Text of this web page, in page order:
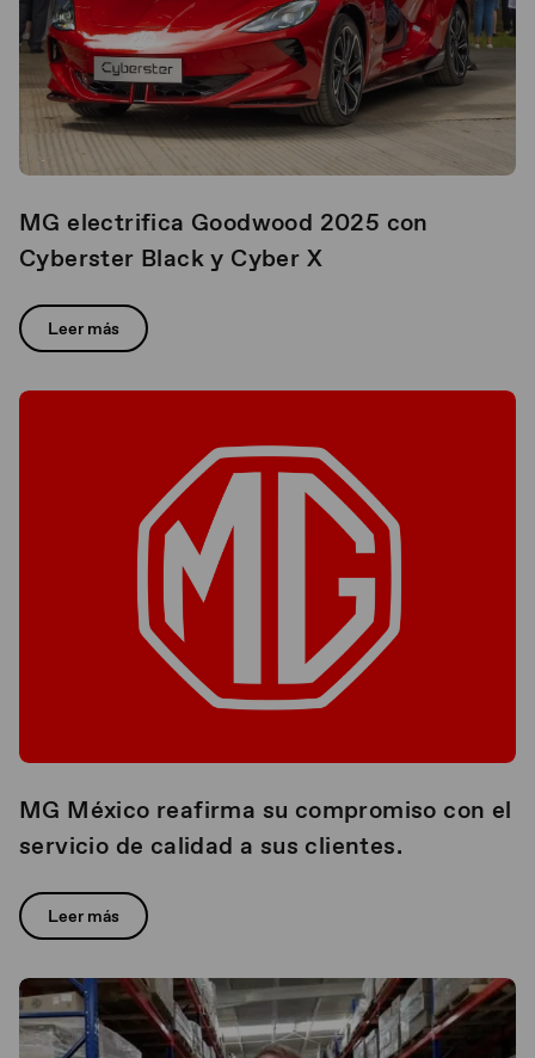
MG electrifica Goodwood 2025 con
Cyberster Black y Cyber X
Leer más
MG México reafirma su compromiso con el
servicio de calidad a sus clientes.
Leer más